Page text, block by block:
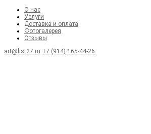
О нас
Услуги
Доставка и оплата
Фотогалерея
Отзывы
art@list27.ru +7 (914) 165-44-26